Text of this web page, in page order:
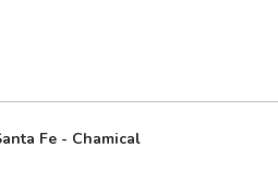
Fe - Chamical